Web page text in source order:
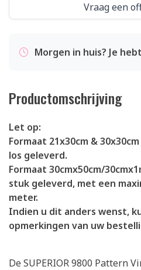
Vraag een
Morgen in huis? Je
Productomschrijving
Let op:
Formaat 21x30cm &
los geleverd.
Formaat 30cmx50cm/
stuk geleverd, met een
meter.
Indien u dit anders wenst,
opmerkingen van uw
De SUPERIOR 9800 Pattern